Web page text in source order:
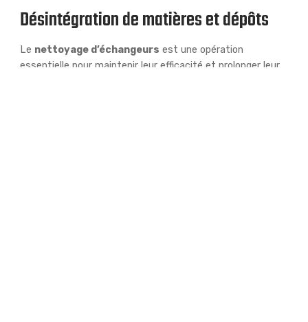
Désintégration de matières et dépôts
Le nettoyage d’échangeurs est une opération
essentielle pour maintenir leur efficacité et prolonger leur